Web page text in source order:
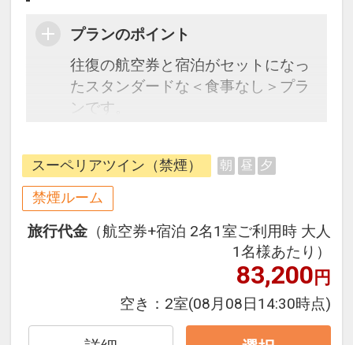
プランのポイント
往復の航空券と宿泊がセットになっ
たスタンダードな＜食事なし＞プラ
ンです。
できるダイナミックパッケージだか
ら、一都市滞在はもちろん周遊旅行
にも最適！
旅行期間中の1泊だけの宿泊や延
泊・飛び泊なども自由自在です。
フライトは、安心のJAL（または
JALグループ）確約！フライトマイ
ル50%貯まります。
通・体験プランなどの追加（同時予
スーペリアツイン（禁煙） 朝 昼 夕
禁煙ルーム
旅行代金 （航空券+宿泊 2名1室ご利用時 大人
1名様あたり）
83,200円
空き： 2室(08月08日14:30時点)